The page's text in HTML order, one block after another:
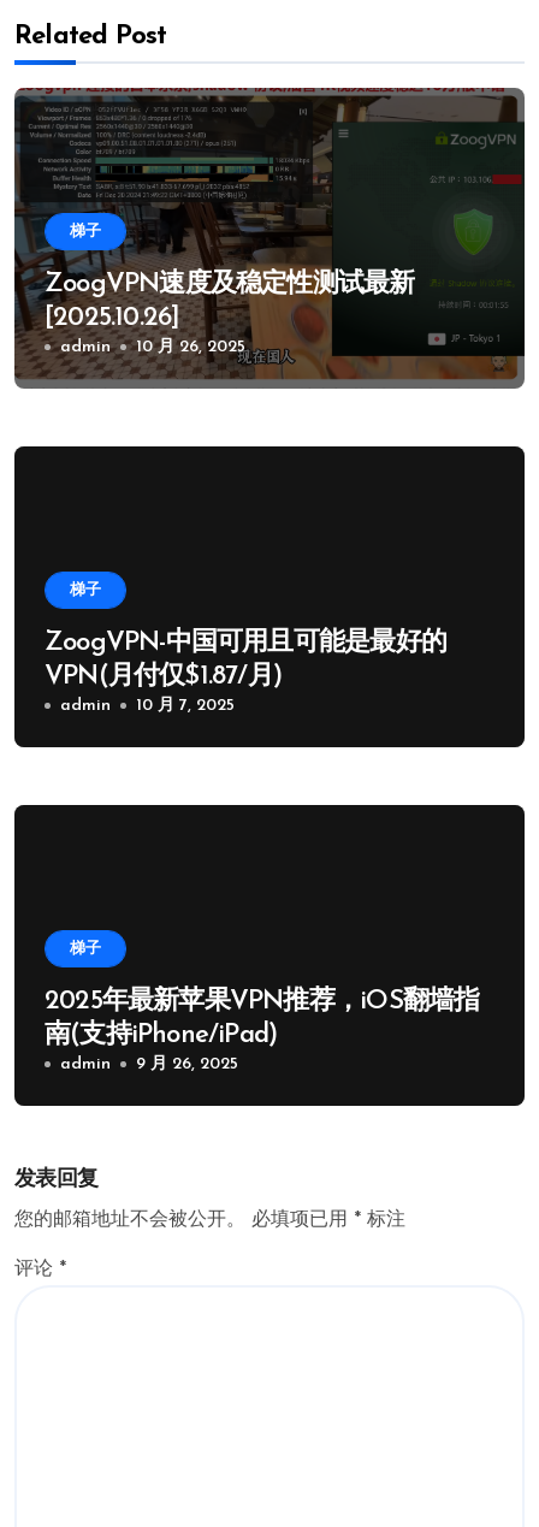
Related Post
梯子
ZoogVPN速度及稳定性测试最新
[2025.10.26]
admin 10 月 26, 2025
梯子
ZoogVPN-中国可用且可能是最好的
VPN(月付仅$1.87/月)
admin 10 月 7, 2025
梯子
2025年最新苹果VPN推荐，iOS翻墙指
南(支持iPhone/iPad)
admin 9 月 26, 2025
发表回复
您的邮箱地址不会被公开。 必填项已用 * 标注
评论 *